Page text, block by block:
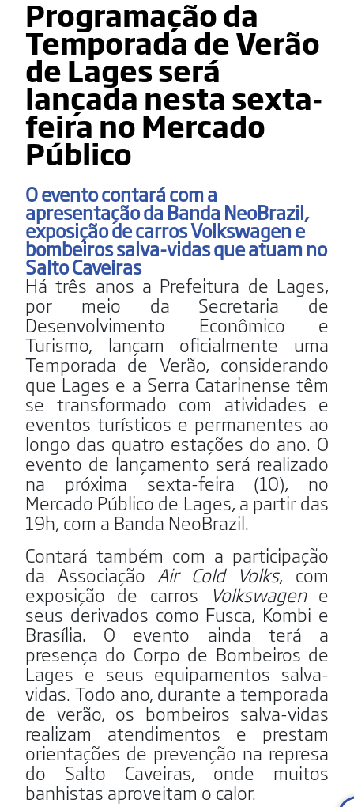
Programação da
Temporada de Verão
de Lages será
lançada nesta sexta-
feira no Mercado
Público
O evento contará com a
apresentação da Banda NeoBrazil,
exposição de carros Volkswagen e
bombeiros salva-vidas que atuam no
Salto Caveiras
Há três anos a Prefeitura de Lages,
por meio da Secretaria de
Desenvolvimento Econômico e
Turismo, lançam oficialmente uma
Temporada de Verão, considerando
que Lages e a Serra Catarinense têm
se transformado com atividades e
eventos turísticos e permanentes ao
longo das quatro estações do ano. O
evento de lançamento será realizado
na próxima sexta-feira (10), no
Mercado Público de Lages, a partir das
19h, com a Banda NeoBrazil.
Contará também com a participação
da AssociaçãoAir Cold Volks, com
exposição de carros Volkswagene
seus derivados como Fusca, Kombi e
Brasília. O evento ainda terá a
presença do Corpo de Bombeiros de
Lages e seus equipamentos salva-
vidas. Todo ano, durante a temporada
de verão, os bombeiros salva-vidas
realizam atendimentos e prestam
orientações de prevenção na represa
do Salto Caveiras, onde muitos
banhistas aproveitam o calor.